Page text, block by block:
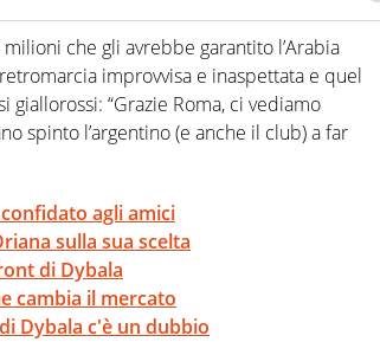
vivere ogni evento in tutte le sue
sfera di cuoio. Il pallone è una cosa
che gli avrebbe garantito l’Arabia
improvvisa e inaspettata e quel
giallorossi: “Grazie Roma, ci vediamo
spinto l’argentino (e anche il club) a far
agli amici
sulla sua scelta
di Dybala
cambia il mercato
Dybala c'è un dubbio